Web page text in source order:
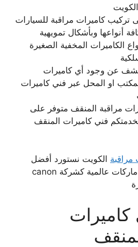
تركيب كاميرات مراقبة للسيارات
أنواعها وبأشكال تمويهية
الكاميرات المخفية الصغيرة
عن وجود أي كاميرات
او المحل عبر فني كاميرات
مراقبة المنقف متوفر على
فني كاميرات المنقف
الكويت نستورد أفضل
أنواع الكاميرات ومن ماركات عالمية كشركة canon